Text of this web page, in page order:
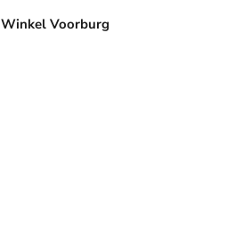
Winkel Voorburg